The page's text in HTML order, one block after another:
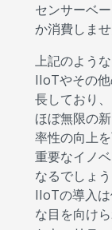
センサーベ
か消費しませ
上記のような
IIoTやその
長しており、
ほぼ無限の
率性の向上
重要なイノ
なるでしょう
IIoTの導入
な目を向けら